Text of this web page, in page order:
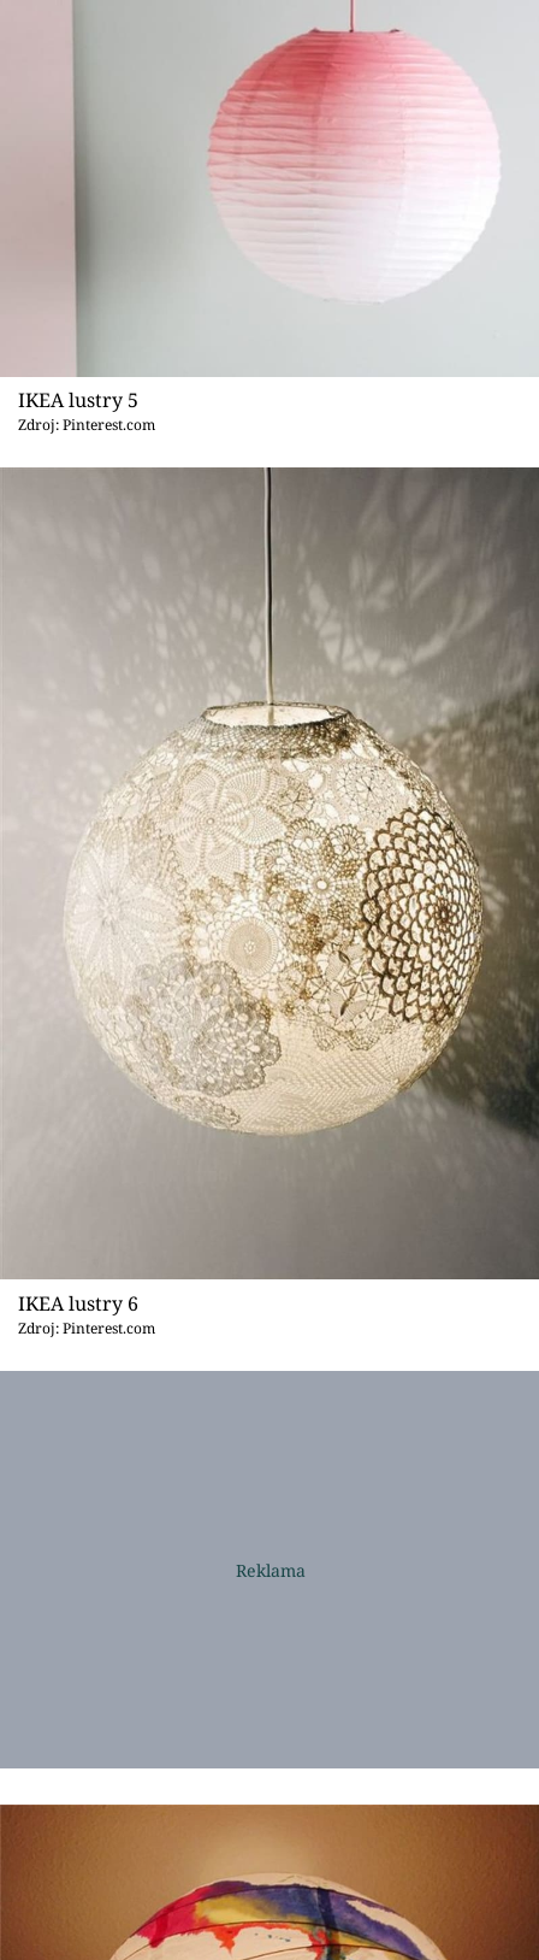
IKEA lustry 5
Zdroj: Pinterest.com
IKEA lustry 6
Zdroj: Pinterest.com